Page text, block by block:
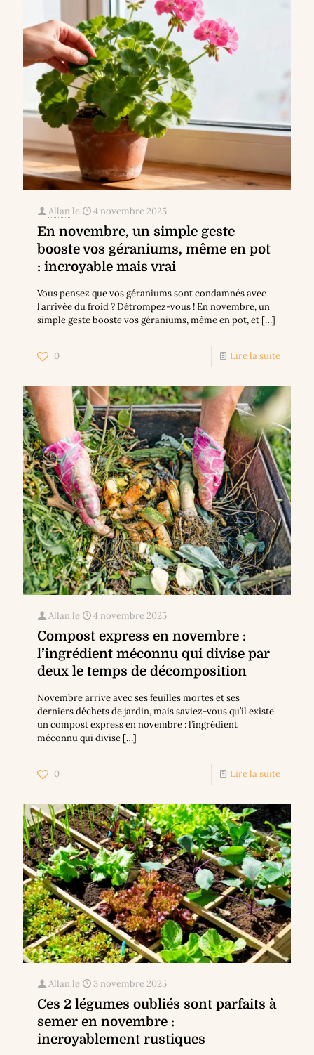
Allan le 4 novembre 2025
En novembre, un simple geste
booste vos géraniums, même en pot
: incroyable mais vrai
Vous pensez que vos géraniums sont condamnés avec
l’arrivée du froid ? Détrompez-vous ! En novembre, un
simple geste booste vos géraniums, même en pot, et […]
0 Lire la suite
Allan le 4 novembre 2025
Compost express en novembre :
l’ingrédient méconnu qui divise par
deux le temps de décomposition
Novembre arrive avec ses feuilles mortes et ses
derniers déchets de jardin, mais saviez-vous qu’il existe
un compost express en novembre : l’ingrédient
méconnu qui divise […]
0 Lire la suite
Allan le 3 novembre 2025
Ces 2 légumes oubliés sont parfaits à
semer en novembre :
incroyablement rustiques